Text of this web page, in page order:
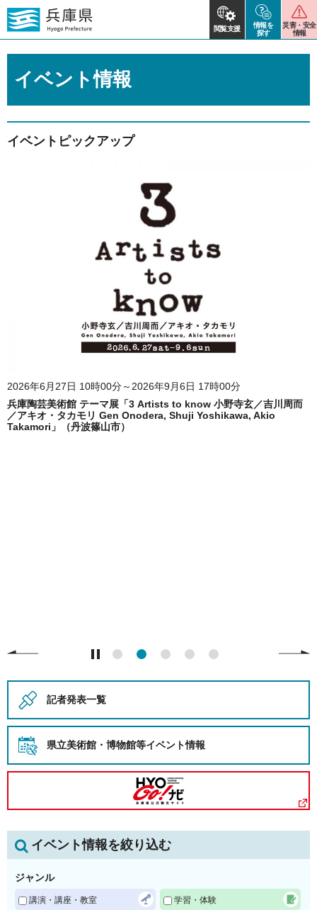
閲覧支援
情報を
探す
災害・安全
情報
イベント情報
イベントピックアップ
2026年6月27日 10時00分～2026年9月6日 17時00分
兵庫陶芸美術館 テーマ展「3 Artists to know 小野寺玄／吉川周而
／アキオ・タカモリ Gen Onodera, Shuji Yoshikawa, Akio
Takamori」（丹波篠山市）
記者発表一覧
県立美術館・博物館等イベント情報
イベント情報を絞り込む
ジャンル
講演・講座・教室 学習・体験